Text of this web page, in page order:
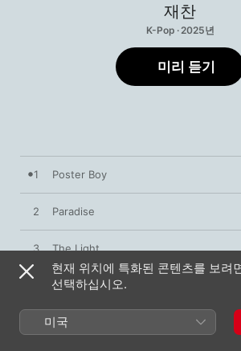
재찬
K-Pop · 2025년
미리 듣기
1 Poster Boy
2 Paradise
3 The Light
Step to you
Y.O.U (Solo Version)
현재 위치에 특화된 콘텐츠를 보려
선택하십시오.
미국